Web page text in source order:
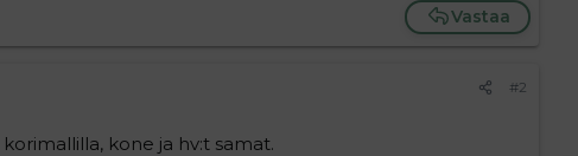
Vastaa
#2
kone ja hv:t samat.